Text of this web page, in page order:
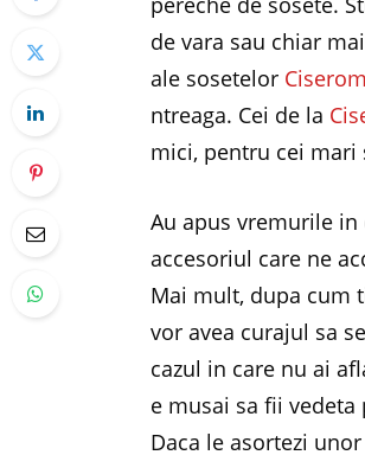
de vara sau chiar
ale sosetelor Ciserom
ntreaga. Cei de la
mici, pentru cei
Au apus vremurile
accesoriul care ne
Mai mult, dupa cum
vor avea curajul sa
cazul in care nu ai
e musai sa fii
Daca le asortezi